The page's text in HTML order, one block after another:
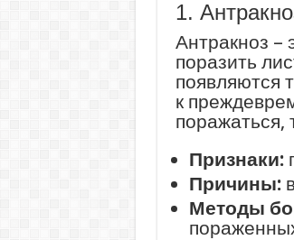
1.
Антракноз –
поразить
появляются
к
поражаться,
Признаки:
Причины:
Методы